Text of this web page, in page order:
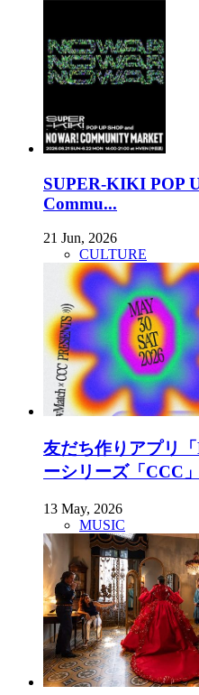
SUPER-KIKI POP
Commu...
21 Jun, 2026
CULTURE
友だち作りアプリ
ーシリーズ「CCC
13 May, 2026
MUSIC